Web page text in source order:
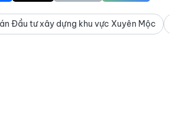
Đầu tư xây dựng khu vực Xuyên Mộc